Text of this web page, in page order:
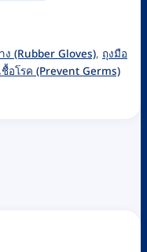
ง (Rubber Gloves), ถุงมือ
อโรค (Prevent Germs)